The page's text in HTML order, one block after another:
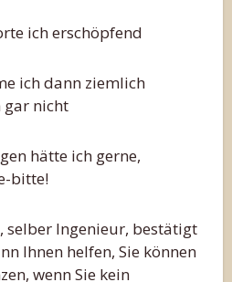
ich erschöpfend
ich dann ziemlich
gar nicht
hätte ich gerne,
bitte!
selber Ingenieur, bestätigt
Ihnen helfen, Sie können
wenn Sie kein